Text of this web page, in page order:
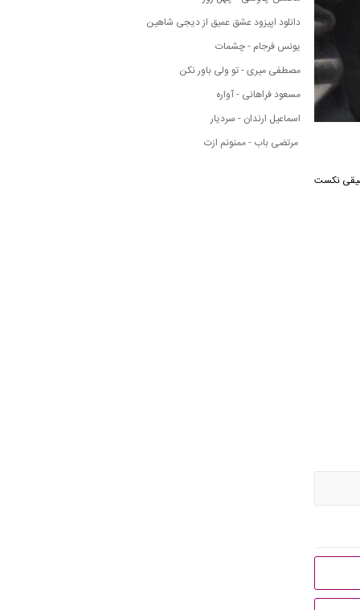
موسیقی نکست
دانلود اپیزود عشق عمیق از دیجی شاهین
یونس فرجام - چشمات
مصطفی میری - تو ولی باور نکن
مسعود فراهانی - آواره
اسماعیل ارندان - سردیار
مرتضی باب - ممنونم ازت